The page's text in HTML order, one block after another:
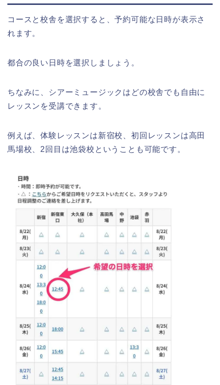
コースと校舎を選択すると、予約可能な日時が表示さ
れます。
都合の良い日時を選択しましょう。
ちなみに、シアーミュージックはどの校舎でも自由に
レッスンを受講できます。
例えば、体験レッスンは新宿校、初回レッスンは高田
馬場校、2回目は池袋校ということも可能です。